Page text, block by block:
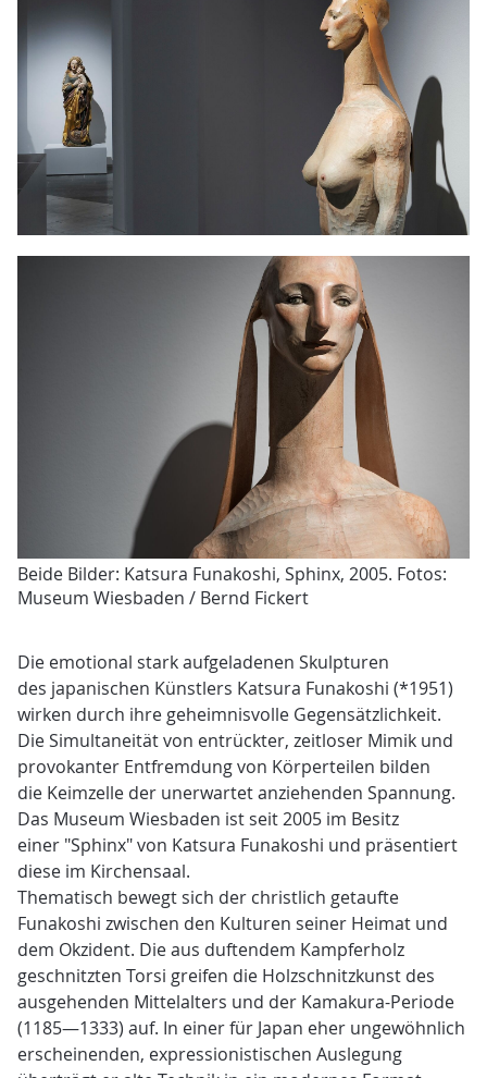
Beide Bilder: Katsura Funakoshi, Sphinx, 2005. Fotos:
Museum Wiesbaden / Bernd Fickert
Die emotional stark aufgeladenen Skulpturen
des japanischen Künstlers Katsura Funakoshi (*1951)
wirken durch ihre geheimnisvolle Gegensätzlichkeit.
Die Simultaneität von entrückter, zeitloser Mimik und
provokanter Entfremdung von Körperteilen bilden
die Keimzelle der unerwartet anziehenden Spannung.
Das Museum Wiesbaden ist seit 2005 im Besitz
einer "Sphinx" von Katsura Funakoshi und präsentiert
diese im Kirchensaal.
Thematisch bewegt sich der christlich getaufte
Funakoshi zwischen den Kulturen seiner Heimat und
dem Okzident. Die aus duftendem Kampferholz
geschnitzten Torsi greifen die Holzschnitzkunst des
ausgehenden Mittelalters und der Kamakura-Periode
(1185—1333) auf. In einer für Japan eher ungewöhnlich
erscheinenden, expressionistischen Auslegung